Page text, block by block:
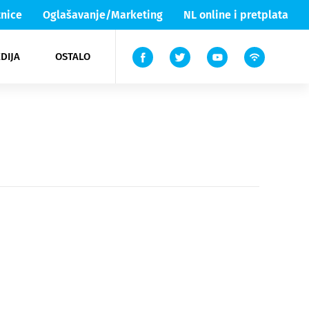
Oglašavanje/Marketing NL online i pretplata
OSTALO
Lika & Senj
TV